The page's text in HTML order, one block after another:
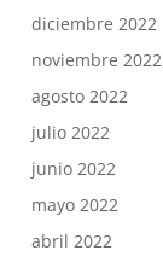
diciembre 2022
noviembre 2022
agosto 2022
julio 2022
junio 2022
mayo 2022
abril 2022